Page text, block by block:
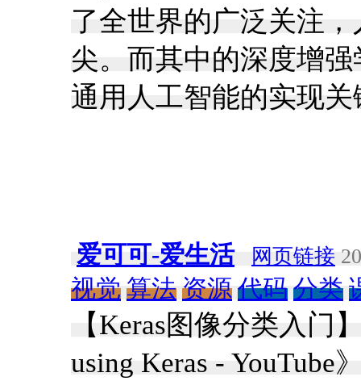
了全世界的广泛关注
尖。而其中的深度增
通用人工智能的实现关
爱可可-爱生活 网页链接
视觉 算法 资源 代码 分类
【Keras图像分类入门
using Keras - YouTube